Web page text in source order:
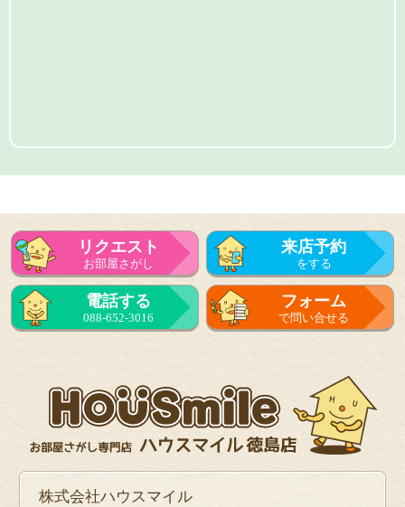
リクエスト
お部屋さがし
来店予約
をする
電話する
088-652-3016
フォーム
で問い合せる
株式会社ハウスマイル